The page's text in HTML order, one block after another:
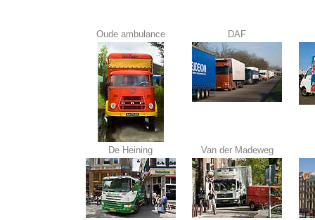
Oude ambulance DAF
De Heining Van der Madeweg